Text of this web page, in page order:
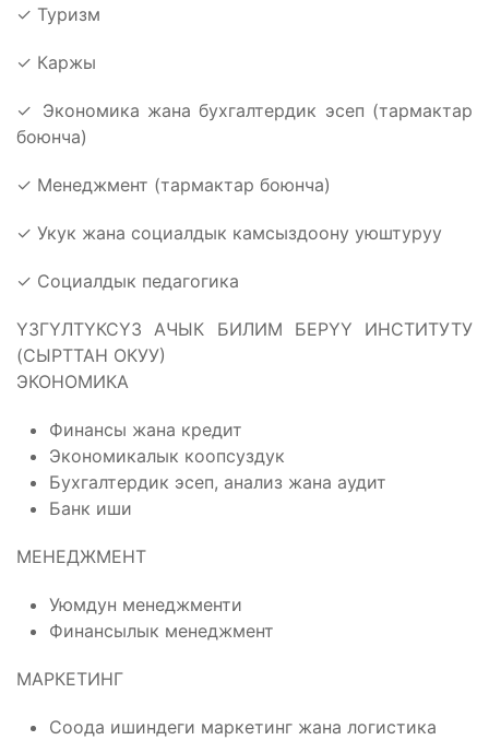
✓ Туризм
✓ Каржы
✓ Экономика жана бухгалтердик эсеп (тармактар
боюнча)
✓ Менеджмент (тармактар боюнча)
✓ Укук жана социалдык камсыздоону уюштуруу
✓ Социалдык педагогика
ҮЗГҮЛТҮКСҮЗ АЧЫК БИЛИМ БЕРҮҮ ИНСТИТУТУ
(СЫРТТАН ОКУУ)
ЭКОНОМИКА
Финансы жана кредит
Экономикалык коопсуздук
Бухгалтердик эсеп, анализ жана аудит
Банк иши
МЕНЕДЖМЕНТ
Уюмдун менеджменти
Финансылык менеджмент
МАРКЕТИНГ
Соода ишиндеги маркетинг жана логистика